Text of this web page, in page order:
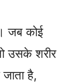
जब कोई
उसके शरीर
है,